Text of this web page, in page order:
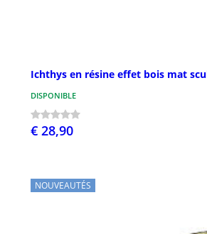
Ichthys en résine effet bois mat
DISPONIBLE
€ 28,90
NOUVEAUTÉS